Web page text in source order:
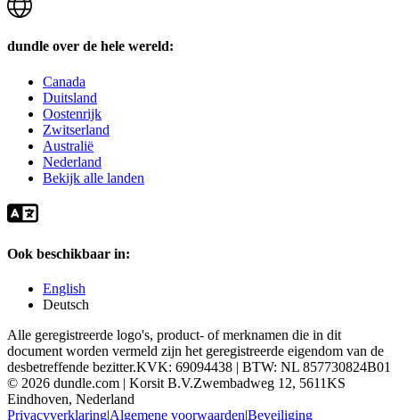
dundle over de hele wereld:
Canada
Duitsland
Oostenrijk
Zwitserland
Australië
Nederland
Bekijk alle landen
Ook beschikbaar in:
English
Deutsch
Alle geregistreerde logo's, product- of merknamen die in dit
document worden vermeld zijn het geregistreerde eigendom van de
desbetreffende bezitter.KVK: 69094438 | BTW: NL 857730824B01
© 2026 dundle.com | Korsit B.V.Zwembadweg 12, 5611KS
Eindhoven, Nederland
Privacyverklaring|Algemene voorwaarden|Beveiliging